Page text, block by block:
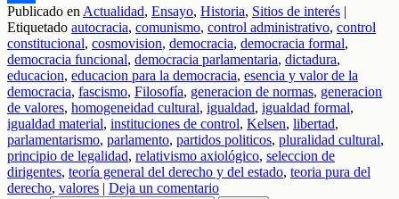
Compartir
Publicado enActualidad, Ensayo, Historia, Sitios de interés
Etiquetado autocracia, comunismo, control administrativo, control
constitucional, cosmovision, democracia, democracia formal,
democracia funcional, democracia parlamentaria, dictadura,
educacion, educacion para la democracia, esencia y valor de la
democracia, fascismo, Filosofía, generacion de normas, generacion
de valores, homogeneidad cultural, igualdad, igualdad formal,
igualdad material, instituciones de control, Kelsen, libertad,
parlamentarismo, parlamento, partidos politicos, pluralidad cultural,
principio de legalidad, relativismo axiológico, seleccion de
dirigentes, teoría general del derecho y del estado, teoria pura del
derecho, valores
Deja un comentario